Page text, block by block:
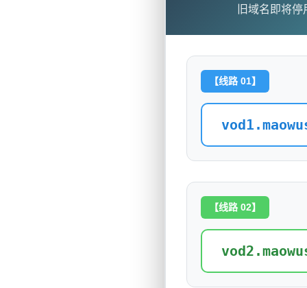
旧域名即将
【线路 01】
【线路 02】